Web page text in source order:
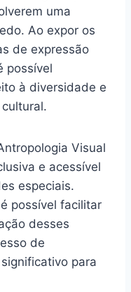
uma
Ao expor os
de expressão
possível
à diversidade e
Visual
e acessível
especiais.
possível facilitar
desses
de
para